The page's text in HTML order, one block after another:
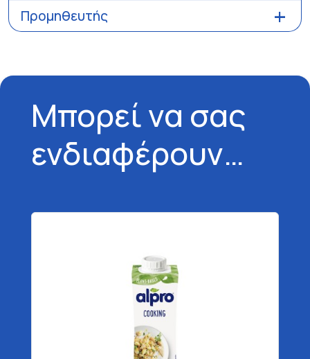
Προμηθευτής
Μπορεί να σας
ενδιαφέρουν…